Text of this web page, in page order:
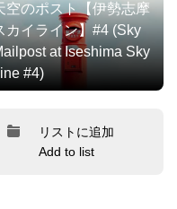
空のポスト【伊勢志摩
カイライン】#4 (Sky
at Iseshima Sky
#4)
リストに追加
Add to list